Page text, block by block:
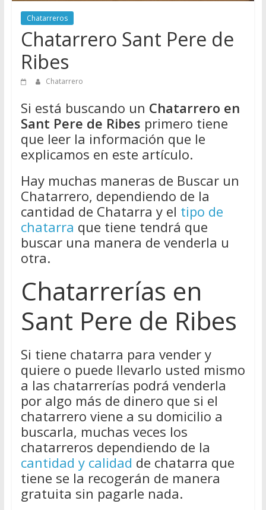
vender
Chatarra
Chatarreros
Chatarrero Sant Pere de
Ribes
Chatarrero
Si está buscando un Chatarrero en
Sant Pere de Ribes primero tiene
que leer la información que le
explicamos en este artículo.
Hay muchas maneras de Buscar un
Chatarrero, dependiendo de la
cantidad de Chatarra y el tipo de
chatarra que tiene tendrá que
buscar una manera de venderla u
otra.
Chatarrerías en
Sant Pere de Ribes
Si tiene chatarra para vender y
quiere o puede llevarlo usted mismo
a las chatarrerías podrá venderla
por algo más de dinero que si el
chatarrero viene a su domicilio a
buscarla, muchas veces los
chatarreros dependiendo de la
cantidad y calidad de chatarra que
tiene se la recogerán de manera
gratuita sin pagarle nada.